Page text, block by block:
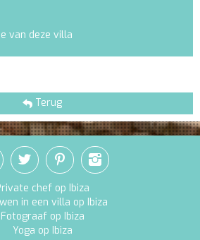
van deze villa
Terug
chef op Ibiza
in een villa op Ibiza
Fotograaf op Ibiza
Yoga op Ibiza